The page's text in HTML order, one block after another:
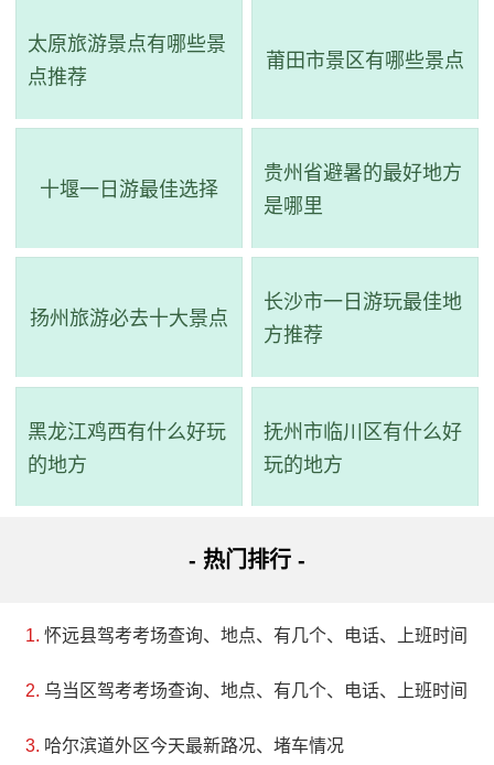
3、南京海底世界
电话：(025)84441119
地址：南京市玄武区中山陵四方城8号
太原旅游景点有哪些景
点推荐
莆田市景区有哪些景点
十堰一日游最佳选择
贵州省避暑的最好地方
是哪里
扬州旅游必去十大景点
长沙市一日游玩最佳地
方推荐
黑龙江鸡西有什么好玩
的地方
抚州市临川区有什么好
玩的地方
- 热门排行 -
怀远县驾考考场查询、地点、有几个、电话、上班时间
乌当区驾考考场查询、地点、有几个、电话、上班时间
哈尔滨道外区今天最新路况、堵车情况